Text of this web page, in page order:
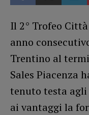
Il 2° Trofeo
anno
Trentino al
Sales Piacenza
tenuto testa agli
ai vantaggi la